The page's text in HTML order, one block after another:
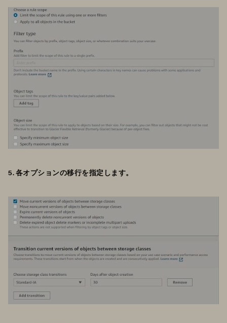
5. 各オプションの移行を指定します。